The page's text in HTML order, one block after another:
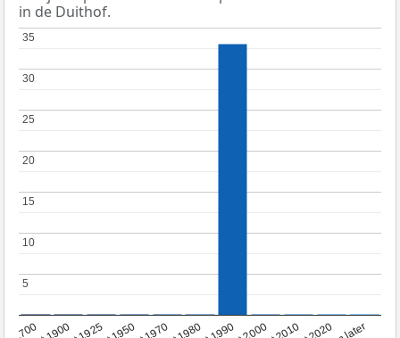
in de Duithof.
5
5
10
10
15
15
20
20
25
25
30
30
35
35